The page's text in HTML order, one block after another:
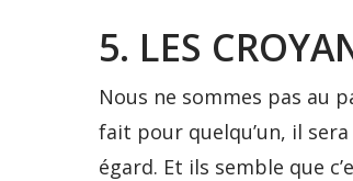
5. LES
Nous ne sommes pas au
fait pour quelqu’un, il
égard. Et ils semble que